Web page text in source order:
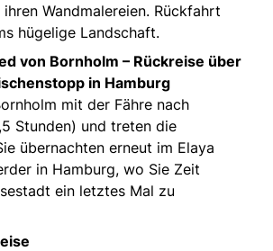
Wandmalereien. Rückfahrt
hügelige Landschaft.
von Bornholm – Rückreise über
in Hamburg
mit der Fähre nach
Stunden) und treten die
übernachten erneut im Elaya
in Hamburg, wo Sie Zeit
ein letztes Mal zu